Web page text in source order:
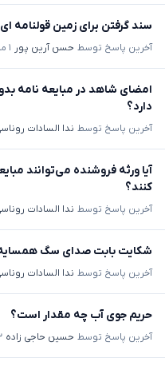
سند گرفتن برای زمین قولنامه
آخرین پاسخ توسط حسن آرین پور ۱ ماه پیش
امضای شاهد در مبایعه نامه
دارد؟
آخرین پاسخ توسط ندا السادات
آیا ورثه فروشنده می‌توانند
کنند؟
آخرین پاسخ توسط ندا السادات
شکایت بابت صدای سگ
آخرین پاسخ توسط ندا السادات
حریم جوی آب چه مقدار است؟
آخرین پاسخ توسط حسین حاجی زاده ۳